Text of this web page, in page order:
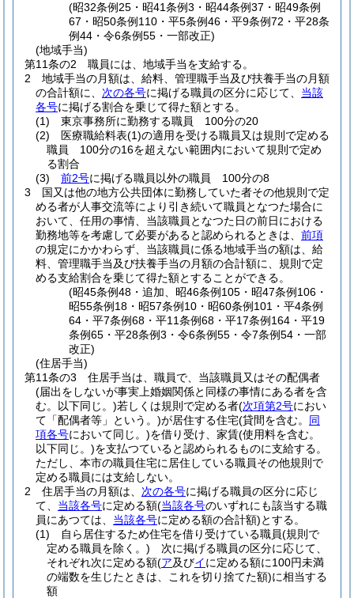
(昭32条例25・昭41条例3・昭44条例37・昭49条例
67・昭50条例110・平5条例46・平9条例72・平28条
例44・令6条例55・一部改正)
(地域手当)
第11条の2
職員には、地域手当を支給する。
2
地域手当の月額は、給料、管理職手当及び扶養手当の月額
の合計額に、 次の各号に掲げる職員の区分に応じて、 当該
各号に掲げる割合を乗じて得た額とする。
(1)
東京事務所に勤務する職員 100分の20
(2)
医療職給料表(1)の適用を受ける職員又は規則で定める
職員 100分の16を超えない範囲内において規則で定め
る割合
(3)
前2号に掲げる職員以外の職員 100分の8
3
国又は他の地方公共団体に勤務していた者その他規則で定
める者が人事交流等により引き続いて職員となつた場合に
おいて、任用の事情、当該職員となつた日の前日における
勤務地等を考慮して必要があると認められるときは、 前項
の規定にかかわらず、当該職員に係る地域手当の額は、給
料、管理職手当及び扶養手当の月額の合計額に、規則で定
める支給割合を乗じて得た額とすることができる。
(昭45条例48・追加、昭46条例105・昭47条例106・
昭55条例18・昭57条例10・昭60条例101・平4条例
64・平7条例68・平11条例68・平17条例164・平19
条例65・平28条例3・令6条例55・令7条例54・一部
改正)
(住居手当)
第11条の3
住居手当は、職員で、当該職員又はその配偶者
(届出をしないが事実上婚姻関係と同様の事情にある者を含
む。以下同じ。)若しくは規則で定める者(次項第2号におい
て「配偶者等」という。)が居住する住宅(貸間を含む。 同
項各号において同じ。)を借り受け、家賃(使用料を含む。
以下同じ。)を支払つていると認められるものに支給する。
ただし、本市の職員住宅に居住している職員その他規則で
定める職員には支給しない。
2
住居手当の月額は、 次の各号に掲げる職員の区分に応じ
て、 当該各号に定める額(当該各号のいずれにも該当する職
員にあつては、 当該各号に定める額の合計額)とする。
(1)
自ら居住するため住宅を借り受けている職員(規則で
定める職員を除く。) 次に掲げる職員の区分に応じて、
それぞれ次に定める額(ア及びイに定める額に100円未満
の端数を生じたときは、これを切り捨てた額)に相当する
額